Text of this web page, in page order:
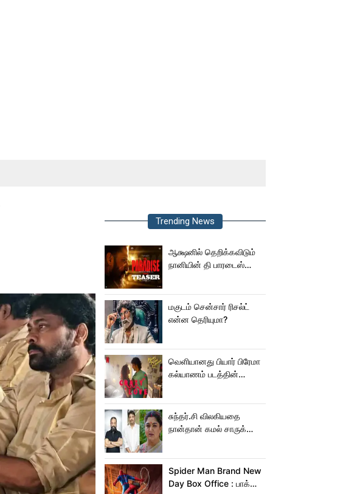
Trending News
ஆக்ஷனில் தெறிக்கவிடும்
நானியின் தி பாரடைஸ்
மகுடம் சென்சார் ரிசல்ட்
என்ன தெரியுமா?
வெளியானது பியார் பிரேமா
கல்யாணம் படத்தின்
சுந்தர்.சி விலகியதை
நான்தான் கமல் சாருக்கே
Spider Man Brand New
Day Box Office : பாக்ஸ்